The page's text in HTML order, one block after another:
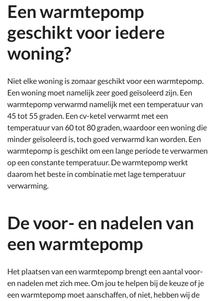
Een warmtepomp
geschikt voor iedere
woning?
Niet elke woning is zomaar geschikt voor een warmtepomp.
Een woning moet namelijk zeer goed geïsoleerd zijn. Een
warmtepomp verwarmd namelijk met een temperatuur van
45 tot 55 graden. Een cv-ketel verwarmt met een
temperatuur van 60 tot 80 graden, waardoor een woning die
minder geïsoleerd is, toch goed verwarmd kan worden. Een
warmtepomp is geschikt om een lange periode te verwarmen
op een constante temperatuur. De warmtepomp werkt
daarom het beste in combinatie met lage temperatuur
verwarming.
De voor- en nadelen van
een warmtepomp
Het plaatsen van een warmtepomp brengt een aantal voor-
en nadelen met zich mee. Om jou te helpen bij de keuze of je
een warmtepomp moet aanschaffen, of niet, hebben wij de